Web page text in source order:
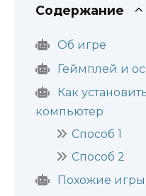
Содержание
Об игре
Геймплей и
Как
компьютер
Способ 1
Способ 2
Похожие игры